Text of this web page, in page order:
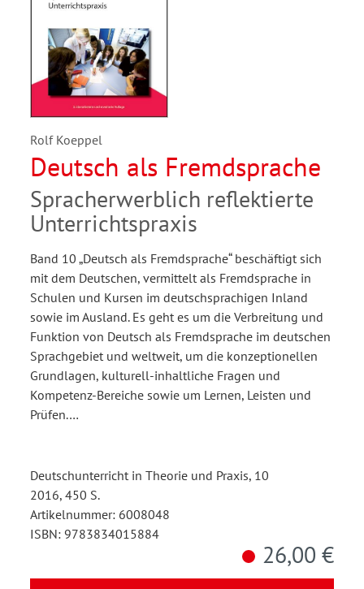
Rolf Koeppel
Deutsch als Fremdsprache
Spracherwerblich reflektierte
Unterrichtspraxis
Band 10 „Deutsch als Fremdsprache“ beschäftigt sich
mit dem Deutschen, vermittelt als Fremdsprache in
Schulen und Kursen im deutschsprachigen Inland
sowie im Ausland. Es geht es um die Verbreitung und
Funktion von Deutsch als Fremdsprache im deutschen
Sprachgebiet und weltweit, um die konzeptionellen
Grundlagen, kulturell-inhaltliche Fragen und
Kompetenz-Bereiche sowie um Lernen, Leisten und
Prüfen.…
Deutschunterricht in Theorie und Praxis, 10
2016, 450 S.
Artikelnummer: 6008048
ISBN: 9783834015884
26,00 €